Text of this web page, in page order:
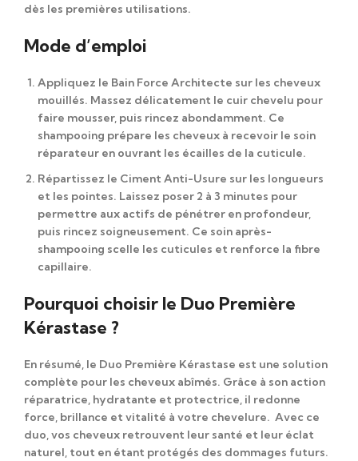
dès les premières utilisations.
Mode d’emploi
Appliquez le Bain Force Architecte sur les cheveux
mouillés. Massez délicatement le cuir chevelu pour
faire mousser, puis rincez abondamment. Ce
shampooing prépare les cheveux à recevoir le soin
réparateur en ouvrant les écailles de la cuticule.
Répartissez le Ciment Anti-Usure sur les longueurs
et les pointes. Laissez poser 2 à 3 minutes pour
permettre aux actifs de pénétrer en profondeur,
puis rincez soigneusement. Ce soin après-
shampooing scelle les cuticules et renforce la fibre
capillaire.
Pourquoi choisir le Duo Première
Kérastase ?
En résumé, le Duo Première Kérastase est une solution
complète pour les cheveux abîmés. Grâce à son action
réparatrice, hydratante et protectrice, il redonne
force, brillance et vitalité à votre chevelure. Avec ce
duo, vos cheveux retrouvent leur santé et leur éclat
naturel, tout en étant protégés des dommages futurs.